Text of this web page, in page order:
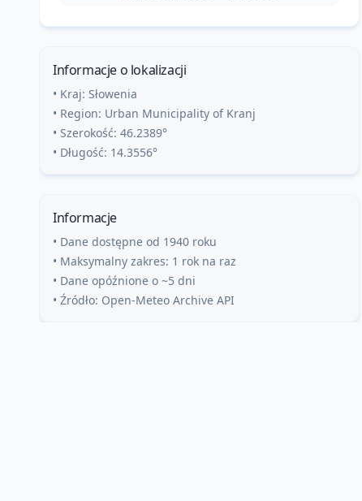
Informacje o lokalizacji
• Kraj: Słowenia
• Region: Urban Municipality of Kranj
• Szerokość: 46.2389°
• Długość: 14.3556°
Informacje
• Dane dostępne od 1940 roku
• Maksymalny zakres: 1 rok na raz
• Dane opóźnione o ~5 dni
• Źródło: Open-Meteo Archive API